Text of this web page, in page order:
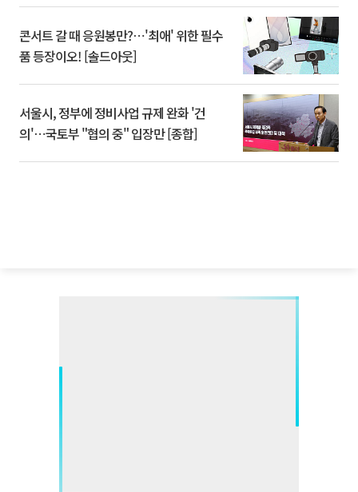
콘서트 갈 때 응원봉만?⋯'최애' 위한 필수
품 등장이오! [솔드아웃]
서울시, 정부에 정비사업 규제 완화 '건
의'⋯국토부 "협의 중" 입장만 [종합]